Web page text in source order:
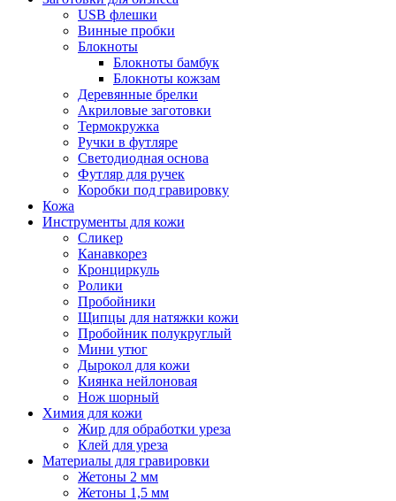
USB флешки
Винные пробки
Блокноты
Блокноты бамбук
Блокноты кожзам
Деревянные брелки
Акриловые заготовки
Термокружка
Ручки в футляре
Светодиодная основа
Футляр для ручек
Коробки под гравировку
Кожа
Инструменты для кожи
Сликер
Канавкорез
Кронциркуль
Ролики
Пробойники
Щипцы для натяжки кожи
Пробойник полукруглый
Мини утюг
Дырокол для кожи
Киянка нейлоновая
Нож шорный
Химия для кожи
Жир для обработки уреза
Клей для уреза
Материалы для гравировки
Жетоны 2 мм
Жетоны 1,5 мм